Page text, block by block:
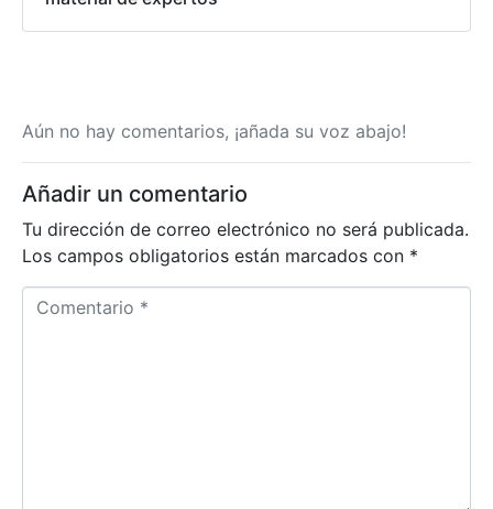
Aún no hay comentarios, ¡añada su voz abajo!
Añadir un comentario
Tu dirección de correo electrónico no será publicada.
Los campos obligatorios están marcados con *
Comentario *